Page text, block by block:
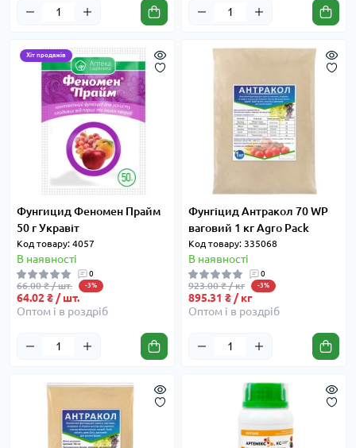
Хіт продажів
Фунгицид Феномен Прайм
50 г Укравіт
Код товару: 4057
В наявності
0
66.00 ₴ / шт. -3%
64.02 ₴ / шт.
Оптом і в роздріб
Фунгіцид Антракол 70 WP
ваговий 1 кг Agro Pack
Код товару: 335068
В наявності
0
923.00 ₴ / кг -3%
895.31 ₴ / кг
Оптом і в роздріб